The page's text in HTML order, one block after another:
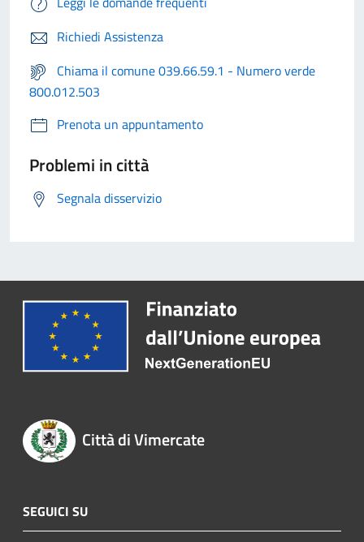
Richiedi Assistenza
Chiama il comune 039.66.59.1 - Numero verde
800.012.503
Prenota un appuntamento
Problemi in città
Segnala disservizio
Città di Vimercate
SEGUICI SU